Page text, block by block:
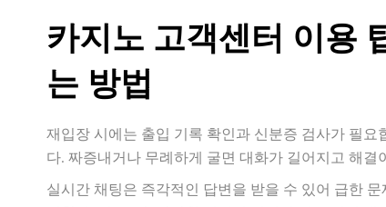
카지노 고객센터 이용
는 방법
재입장 시에는 출입 기록 확인과 신분증 검사가 필
다. 짜증내거나 무례하게 굴면 대화가 길어지고 해결
실시간 채팅은 즉각적인 답변을 받을 수 있어 급한